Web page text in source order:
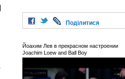
Поділитися
Йоахим Лев в прекрасном настроении
Joachim Loew and Ball Boy